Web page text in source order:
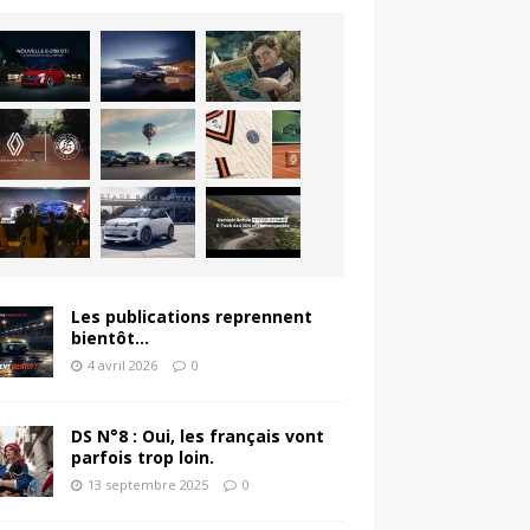
Les publications reprennent
bientôt…
4 avril 2026 0
DS N°8 : Oui, les français vont
parfois trop loin.
13 septembre 2025 0